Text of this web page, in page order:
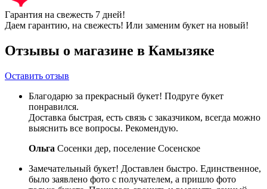
Гарантия на свежесть 7 дней!
Даем гарантию, на свежесть! Или заменим букет на новый!
Отзывы о магазине в Камызяке
Оставить отзыв
Благодарю за прекрасный букет! Подруге букет
понравился.
Доставка быстрая, есть связь с заказчиком, всегда можно
выяснить все вопросы. Рекомендую.
Ольга Сосенки дер, поселение Сосенское
Замечательный букет! Доставлен быстро. Единственное,
было заявлено фото с получателем, а пришло фото